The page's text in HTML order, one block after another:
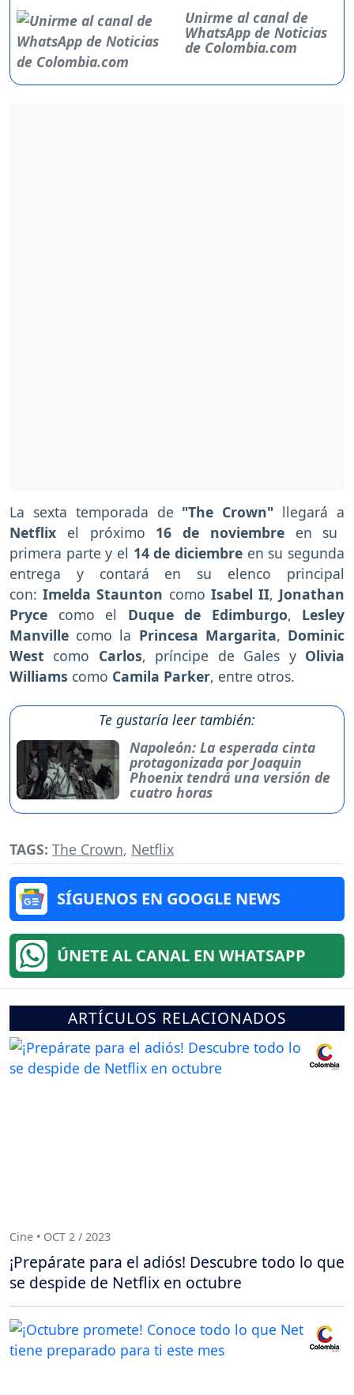
Unirme al canal de
WhatsApp de Noticias
de Colombia.com
La sexta temporada de "The Crown" llegará a
Netflix el próximo 16 de noviembreen su
primera parte y el 14 de diciembre en su segunda
entrega y contará en su elenco principal
con:Imelda Staunton como Isabel II, Jonathan
Pryce como el Duque de Edimburgo, Lesley
Manville como la Princesa Margarita, Dominic
West como Carlos, príncipe de Gales yOlivia
Williams como Camila Parker, entre otros.
Te gustaría leer también:
Napoleón: La esperada cinta
protagonizada por Joaquin
Phoenix tendrá una versión de
cuatro horas
TAGS: The Crown, Netflix
SÍGUENOS EN GOOGLE NEWS
ÚNETE AL CANAL EN WHATSAPP
ARTÍCULOS RELACIONADOS
Cine • OCT 2 / 2023
¡Prepárate para el adiós! Descubre todo lo que
se despide de Netflix en octubre